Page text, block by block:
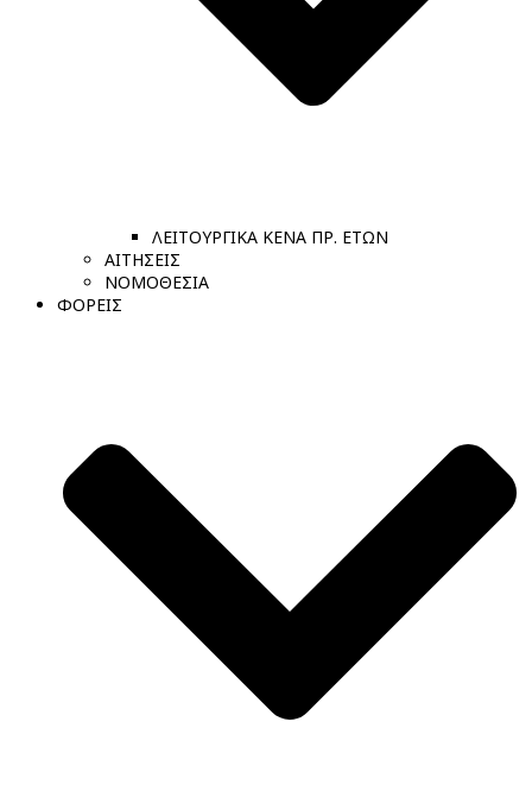
ΛΕΙΤΟΥΡΓΙΚΑ ΚΕΝΑ ΠΡ. ΕΤΩΝ
ΑΙΤΗΣΕΙΣ
ΝΟΜΟΘΕΣΙΑ
ΦΟΡΕΙΣ